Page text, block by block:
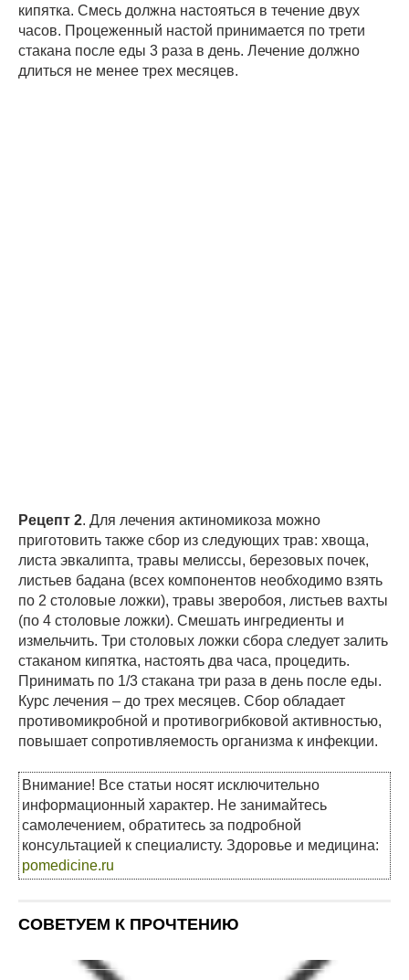
кипятка. Смесь должна настояться в течение двух
часов. Процеженный настой принимается по трети
стакана после еды 3 раза в день. Лечение должно
длиться не менее трех месяцев.
Рецепт 2. Для лечения актиномикоза можно
приготовить также сбор из следующих трав: хвоща,
листа эвкалипта, травы мелиссы, березовых почек,
листьев бадана (всех компонентов необходимо взять
по 2 столовые ложки), травы зверобоя, листьев вахты
(по 4 столовые ложки). Смешать ингредиенты и
измельчить. Три столовых ложки сбора следует залить
стаканом кипятка, настоять два часа, процедить.
Принимать по 1/3 стакана три раза в день после еды.
Курс лечения – до трех месяцев. Сбор обладает
противомикробной и противогрибковой активностью,
повышает сопротивляемость организма к инфекции.
Внимание! Все статьи носят исключительно
информационный характер. Не занимайтесь
самолечением, обратитесь за подробной
консультацией к специалисту. Здоровье и медицина:
pomedicine.ru
СОВЕТУЕМ К ПРОЧТЕНИЮ